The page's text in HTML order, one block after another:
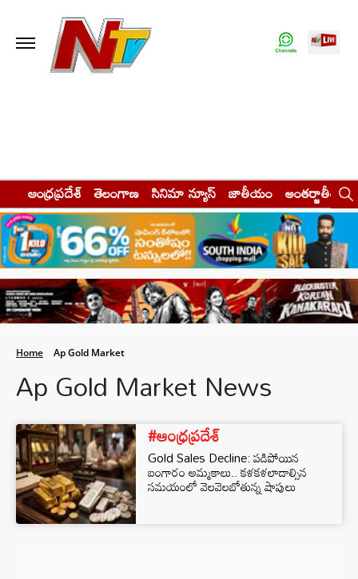
ఆంధ్రప్రదేశ్ తెలంగాణ సినిమా న్యూస్ జాతీయం అంతర్జాతీయం
Home Ap Gold Market
Ap Gold Market News
#ఆంధ్రప్రదేశ్
Gold Sales Decline: పడిపోయిన
బంగారం అమ్మకాలు.. కళకళలాడాల్సిన
సమయంలో వెలవెలబోతున్న షాపులు